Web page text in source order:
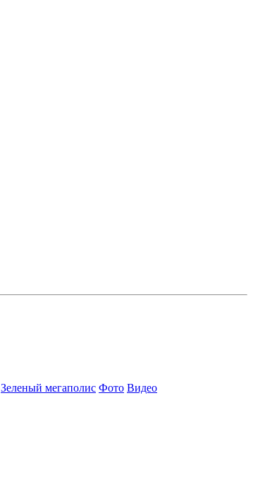
Зеленый мегаполис Фото Видео